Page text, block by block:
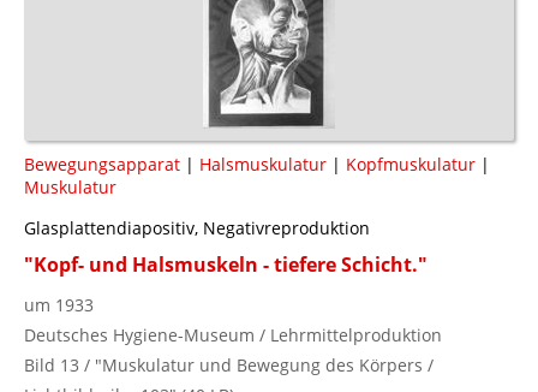
Bewegungsapparat | Halsmuskulatur | Kopfmuskulatur |
Muskulatur
Glasplattendiapositiv, Negativreproduktion
"Kopf- und Halsmuskeln - tiefere Schicht."
um 1933
Deutsches Hygiene-Museum / Lehrmittelproduktion
Bild 13 / "Muskulatur und Bewegung des Körpers /